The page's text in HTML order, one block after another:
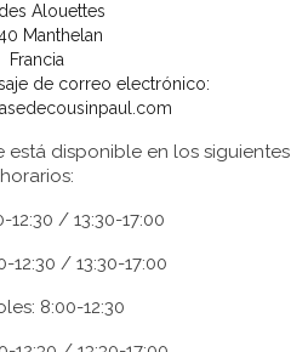
Alouettes
Manthelan
Francia
de correo electrónico:
está disponible en los siguientes
horarios:
12:30 / 13:30-17:00
12:30 / 13:30-17:00
8:00-12:30